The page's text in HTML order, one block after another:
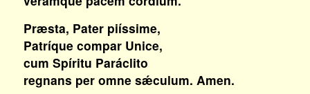
Præsta, Pater piíssime,
Patríque compar Unice,
cum Spíritu Paráclito
regnans per omne sǽculum. Amen.